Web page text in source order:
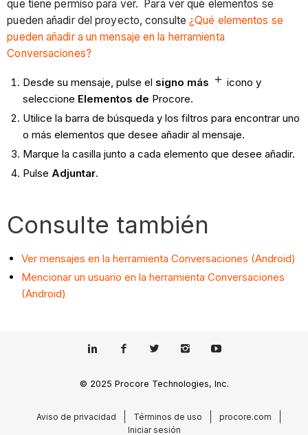
que tiene permiso para ver. Para ver qué elementos se
pueden añadir del proyecto, consulte¿Qué elementos se
pueden añadir a un mensaje en la herramienta
Conversaciones?
Desde su mensaje, pulse el signo más icono y
seleccione Elementos de Procore.
Utilice la barra de búsqueda y los filtros para encontrar uno
o más elementos que desee añadir al mensaje.
Marque la casilla junto a cada elemento que desee añadir.
Pulse Adjuntar.
Consulte también
Ver mensajes en la herramienta Conversaciones (Android)
Mencionar un usuario en la herramienta Conversaciones
(Android)
© 2025 Procore Technologies, Inc.
Aviso de privacidad Términos de uso
procore.com
Iniciar sesión